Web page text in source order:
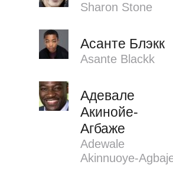
Sharon Stone
Асанте Блэкк
Asante Blackk
Адевале
Акинойе-
Агбаже
Adewale
Akinnuoye-